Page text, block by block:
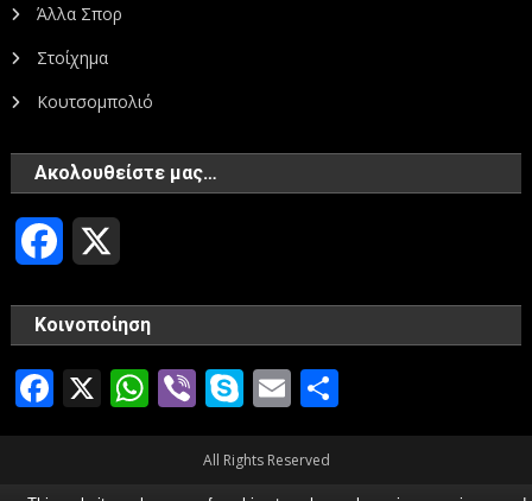
Άλλα Σπορ
Στοίχημα
Κουτσομπολιό
Ακολουθείστε μας…
Facebook
Κοινοποίηση
Facebook
X WhatsApp
ViberSkype
Email
All Rights Reserved